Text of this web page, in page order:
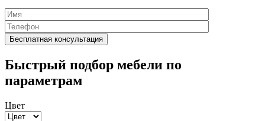
Быстрый подбор мебели по
параметрам
Цвет